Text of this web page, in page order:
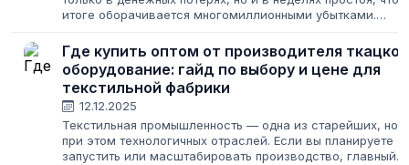
итоге оборачивается многомиллионными убытками.
шахтное оборудование оптом от...
Где купить оптом от производителя ткацкое
оборудование: гайд по выбору и цене для
текстильной фабрики
12.12.2025
Текстильная промышленность — одна из старейших, но
при этом технологичных отраслей. Если вы планируете
запустить или масштабировать производство, главный